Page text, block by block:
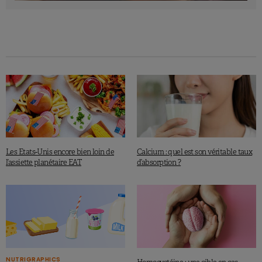
viande rouge et une augmentation des œufs, du poisson,
des crustacés et des produits.
Les Etats-Unis encore bien loin de
l’assiette planétaire EAT
Calcium : quel est son véritable taux
d’absorption ?
NUTRIGRAPHICS